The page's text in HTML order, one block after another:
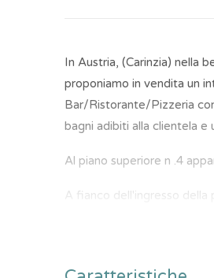
In Austria, (Carinzia) nella
proponiamo in vendita un
Bar/Ristorante/Pizzeria
bagni adibiti alla clientela e
Al piano superiore n .4
A fianco dell'ingresso della